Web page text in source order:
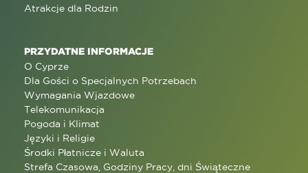
Atrakcje dla Rodzin
PRZYDATNE INFORMACJE
O Cyprze
Dla Gości o Specjalnych Potrzebach
Wymagania Wjazdowe
Telekomunikacja
Pogoda i Klimat
Języki i Religie
Środki Płatnicze i Waluta
Strefa Czasowa, Godziny Pracy, dni Świąteczne